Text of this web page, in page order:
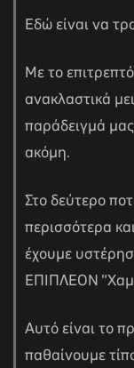
Εδώ είναι να
Με το
ανακλαστικά
παράδειγμά
ακόμη.
Στο δεύτερο
περισσότερα
έχουμε
ΕΠΙΠΛΕΟΝ
Αυτό είναι το
παθαίνουμε